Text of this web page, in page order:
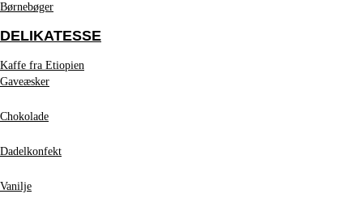
Børnebøger
DELIKATESSE
Kaffe fra Etiopien
Gaveæsker
Chokolade
Dadelkonfekt
Vanilje